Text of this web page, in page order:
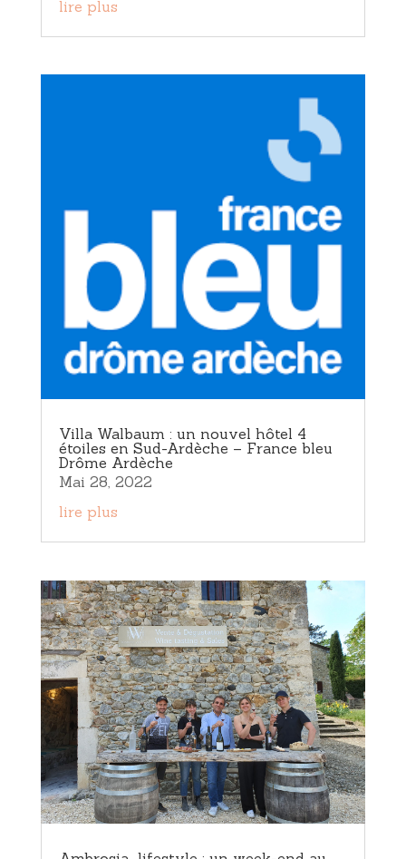
lire plus
Villa Walbaum : un nouvel hôtel 4
étoiles en Sud-Ardèche – France bleu
Drôme Ardèche
Mai 28, 2022
lire plus